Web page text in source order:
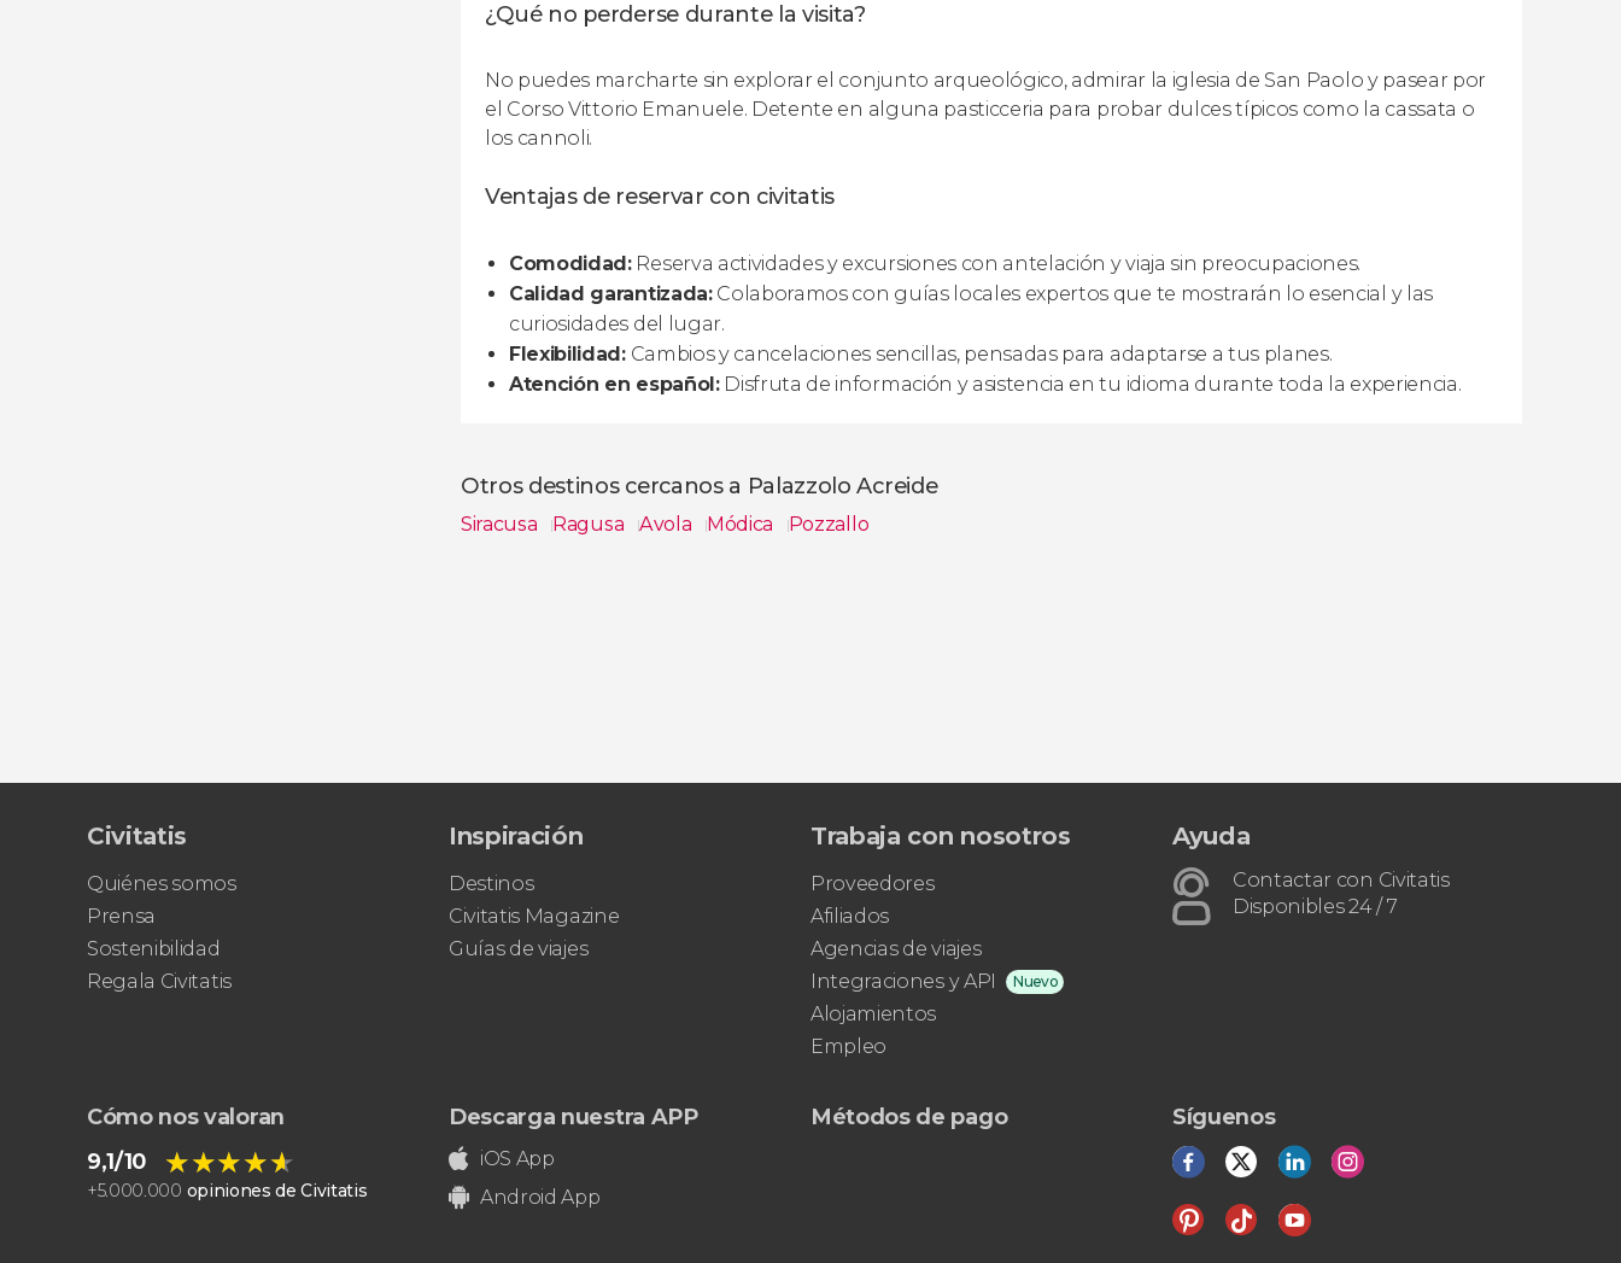
¿Qué no perderse durante la visita?
No puedes marcharte sin explorar el conjunto arqueológico, admirar la iglesia de San Paolo y pasear por
el Corso Vittorio Emanuele. Detente en alguna pasticceria para probar dulces típicos como la cassata o
los cannoli.
Ventajas de reservar con civitatis
Comodidad:Reserva actividades y excursiones con antelación y viaja sin preocupaciones.
Calidad garantizada:Colaboramos con guías locales expertos que te mostrarán lo esencial y las
curiosidades del lugar.
Flexibilidad:Cambios y cancelaciones sencillas, pensadas para adaptarse a tus planes.
Atención en español:Disfruta de información y asistencia en tu idioma durante toda la experiencia.
Otros destinos cercanos a Palazzolo Acreide
Siracusa Ragusa Avola Módica Pozzallo
Civitatis
Quiénes somos
Prensa
Sostenibilidad
Regala Civitatis
Inspiración
Destinos
Civitatis Magazine
Guías de viajes
Trabaja con nosotros
Proveedores
Afiliados
Agencias de viajes
Integraciones y API
Nuevo
Alojamientos
Empleo
Ayuda
Contactar con Civitatis
Disponibles 24 / 7
Cómo nos valoran
9,1/10
★★★★★
★★★★★
+5.000.000 opiniones de Civitatis
Descarga nuestra APP
iOS App
Android App
Métodos de pago Síguenos